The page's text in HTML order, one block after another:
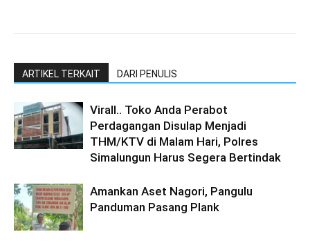
ARTIKEL TERKAIT DARI PENULIS
Virall.. Toko Anda Perabot
Perdagangan Disulap Menjadi
THM/KTV di Malam Hari, Polres
Simalungun Harus Segera Bertindak
Amankan Aset Nagori, Pangulu
Panduman Pasang Plank